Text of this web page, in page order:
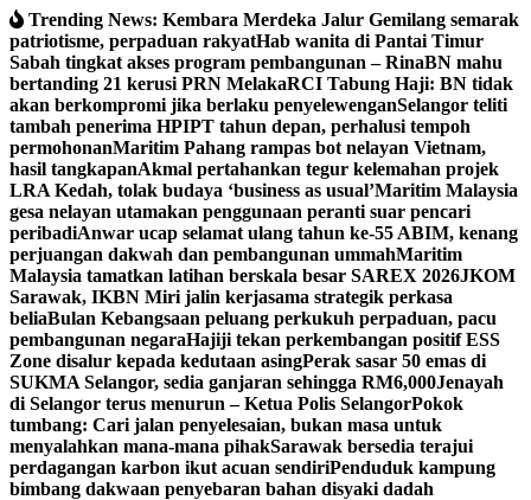
Skip
to
content
Trending News: Kembara Merdeka Jalur Gemilang semarak
patriotisme, perpaduan rakyatHab wanita di Pantai Timur
Sabah tingkat akses program pembangunan – RinaBN mahu
bertanding 21 kerusi PRN MelakaRCI Tabung Haji: BN tidak
akan berkompromi jika berlaku penyelewenganSelangor teliti
tambah penerima HPIPT tahun depan, perhalusi tempoh
permohonanMaritim Pahang rampas bot nelayan Vietnam,
hasil tangkapanAkmal pertahankan tegur kelemahan projek
LRA Kedah, tolak budaya ‘business as usual’Maritim Malaysia
gesa nelayan utamakan penggunaan peranti suar pencari
peribadiAnwar ucap selamat ulang tahun ke-55 ABIM, kenang
perjuangan dakwah dan pembangunan ummahMaritim
Malaysia tamatkan latihan berskala besar SAREX 2026JKOM
Sarawak, IKBN Miri jalin kerjasama strategik perkasa
beliaBulan Kebangsaan peluang perkukuh perpaduan, pacu
pembangunan negaraHajiji tekan perkembangan positif ESS
Zone disalur kepada kedutaan asingPerak sasar 50 emas di
SUKMA Selangor, sedia ganjaran sehingga RM6,000Jenayah
di Selangor terus menurun – Ketua Polis SelangorPokok
tumbang: Cari jalan penyelesaian, bukan masa untuk
menyalahkan mana-mana pihakSarawak bersedia terajui
perdagangan karbon ikut acuan sendiriPenduduk kampung
bimbang dakwaan penyebaran bahan disyaki dadah